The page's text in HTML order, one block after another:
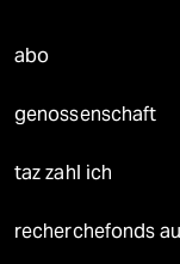
abo
genossenschaft
taz zahl ich
recherchefonds